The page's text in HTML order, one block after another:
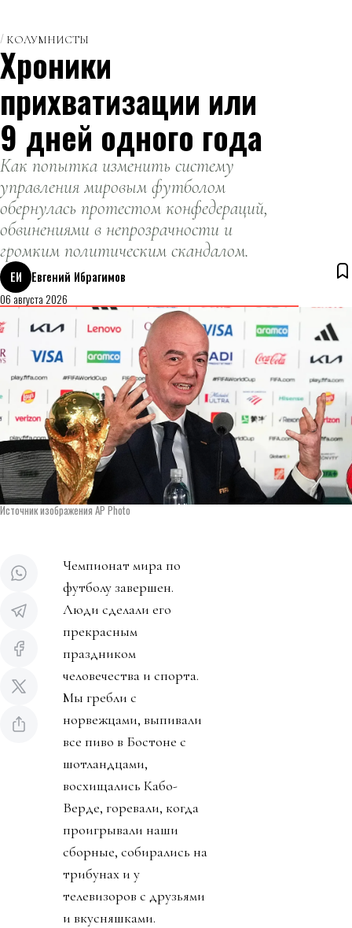
КОЛУМНИСТЫ
Хроники
прихватизации или
9 дней одного года
Как попытка изменить систему
управления мировым футболом
обернулась протестом конфедераций,
обвинениями в непрозрачности и
громким политическим скандалом.
ЕИ
Евгений Ибрагимов
06 августа 2026
Источник изображения AP Photo
Чемпионат мира по
футболу завершен.
Люди сделали его
прекрасным
праздником
человечества и спорта.
Мы гребли с
норвежцами, выпивали
все пиво в Бостоне с
шотландцами,
восхищались Кабо-
Верде, горевали, когда
проигрывали наши
сборные, собирались на
трибунах и у
телевизоров с друзьями
и вкусняшками.